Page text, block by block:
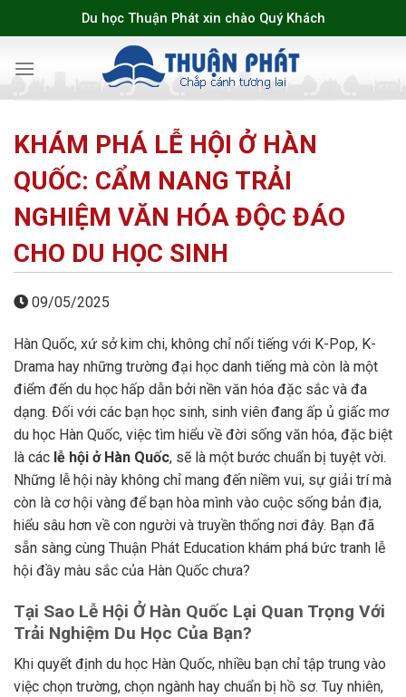
to
Du học Thuận Phát xin chào Quý Khách
KHÁM PHÁ LỄ HỘI Ở HÀN
QUỐC: CẨM NANG TRẢI
NGHIỆM VĂN HÓA ĐỘC ĐÁO
CHO DU HỌC SINH
09/05/2025
Hàn Quốc, xứ sở kim chi, không chỉ nổi tiếng với K-Pop, K-
Drama hay những trường đại học danh tiếng mà còn là một
điểm đến du học hấp dẫn bởi nền văn hóa đặc sắc và đa
dạng. Đối với các bạn học sinh, sinh viên đang ấp ủ giấc mơ
du học Hàn Quốc, việc tìm hiểu về đời sống văn hóa, đặc biệt
là các lễ hội ở Hàn Quốc, sẽ là một bước chuẩn bị tuyệt vời.
Những lễ hội này không chỉ mang đến niềm vui, sự giải trí mà
còn là cơ hội vàng để bạn hòa mình vào cuộc sống bản địa,
hiểu sâu hơn về con người và truyền thống nơi đây. Bạn đã
sẵn sàng cùng Thuận Phát Education khám phá bức tranh lễ
hội đầy màu sắc của Hàn Quốc chưa?
Tại Sao Lễ Hội Ở Hàn Quốc Lại Quan Trọng Với
Trải Nghiệm Du Học Của Bạn?
Khi quyết định du học Hàn Quốc, nhiều bạn chỉ tập trung vào
việc chọn trường, chọn ngành hay chuẩn bị hồ sơ. Tuy nhiên,